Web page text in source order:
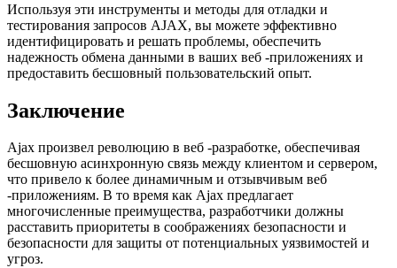
Используя эти инструменты и методы для отладки и
тестирования запросов AJAX, вы можете эффективно
идентифицировать и решать проблемы, обеспечить
надежность обмена данными в ваших веб -приложениях и
предоставить бесшовный пользовательский опыт.
Заключение
Ajax произвел революцию в веб -разработке, обеспечивая
бесшовную асинхронную связь между клиентом и сервером,
что привело к более динамичным и отзывчивым веб
-приложениям. В то время как Ajax предлагает
многочисленные преимущества, разработчики должны
расставить приоритеты в соображениях безопасности и
безопасности для защиты от потенциальных уязвимостей и
угроз.